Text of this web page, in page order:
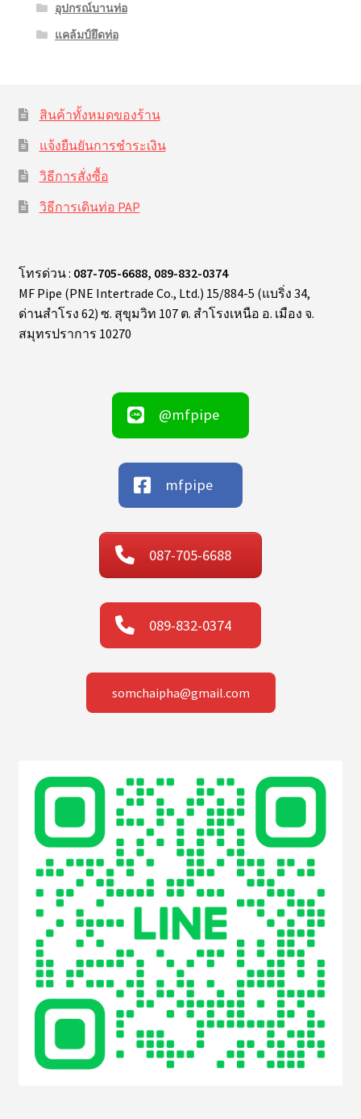
อุปกรณ์บานท่อ
แคล้มป์ยึดท่อ
สินค้าทั้งหมดของร้าน
แจ้งยืนยันการชำระเงิน
วิธีการสั่งซื้อ
วิธีการเดินท่อ PAP
โทรด่วน : 087-705-6688, 089-832-0374
MF Pipe (PNE Intertrade Co., Ltd.) 15/884-5 (แบริ่ง 34,
ด่านสำโรง 62) ซ. สุขุมวิท 107 ต. สำโรงเหนือ อ. เมือง จ.
สมุทรปราการ 10270
@mfpipe
mfpipe
087-705-6688
089-832-0374
somchaipha@gmail.com